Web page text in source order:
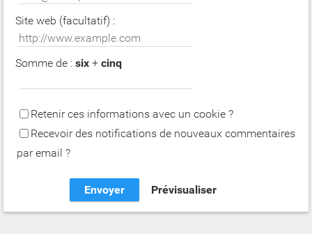
Site web (facultatif) :
Somme de : six + cinq
Retenir ces informations avec un cookie ?
Recevoir des notifications de nouveaux commentaires
par email ?